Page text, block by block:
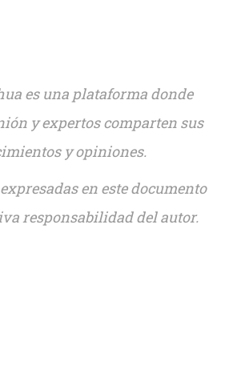
es una plataforma donde
y expertos comparten sus
y opiniones.
en este documento
responsabilidad del autor.